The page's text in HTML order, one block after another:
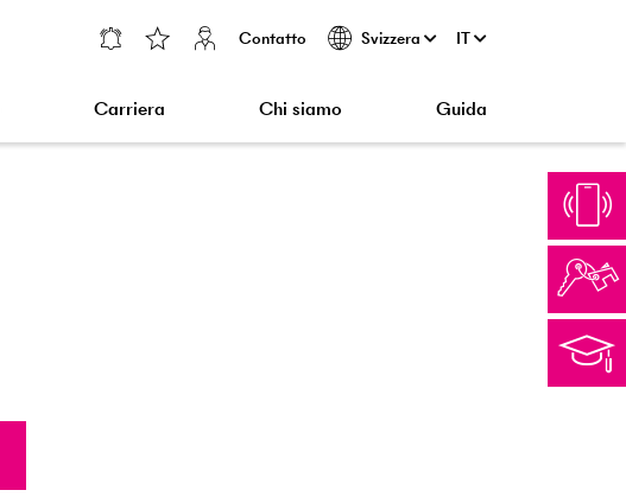
Contatto Svizzera IT
Carriera Chi siamo Guida